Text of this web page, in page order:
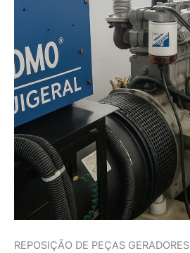
REPOSIÇÃO DE PEÇAS GERADORES